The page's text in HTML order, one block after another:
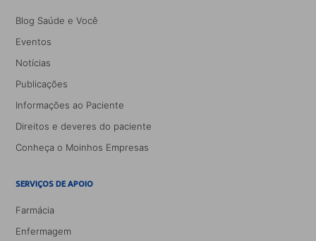
Blog Saúde e Você
Eventos
Notícias
Publicações
Informações ao Paciente
Direitos e deveres do paciente
Conheça o Moinhos Empresas
SERVIÇOS DE APOIO
Farmácia
Enfermagem